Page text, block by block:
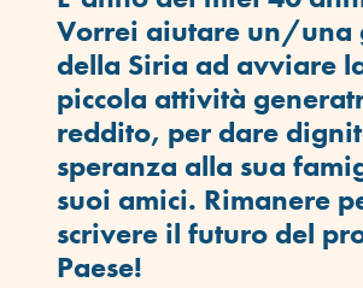
Vorrei aiutare un/una
della Siria ad avviare
piccola attività
reddito, per dare
speranza alla sua
suoi amici. Rimanere
scrivere il futuro del
Paese!